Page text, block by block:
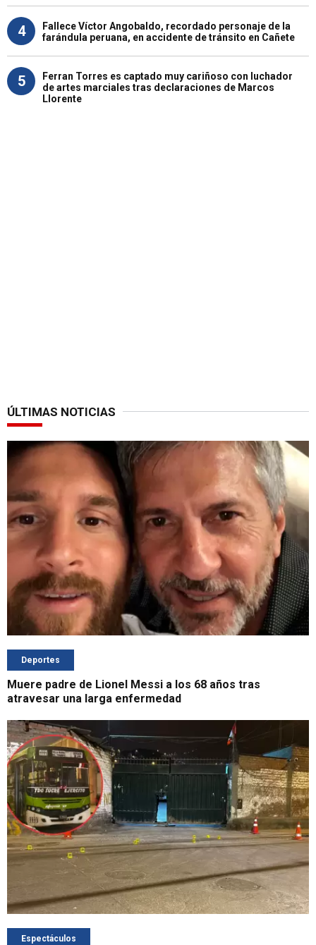
4
Fallece Víctor Angobaldo, recordado personaje de la
farándula peruana, en accidente de tránsito en Cañete
5
Ferran Torres es captado muy cariñoso con luchador
de artes marciales tras declaraciones de Marcos
Llorente
ÚLTIMAS NOTICIAS
Deportes
Muere padre de Lionel Messi a los 68 años tras
atravesar una larga enfermedad
Espectáculos